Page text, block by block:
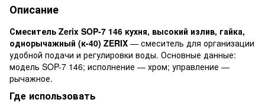
Описание
Смеситель Zerix SOP-7 146 кухня, высокий излив, гайка,
однорычажный (к-40) ZERIX — смеситель для организации
удобной подачи и регулировки воды. Основные данные:
модель SOP-7 146; исполнение — хром; управление —
рычажное.
Где использовать